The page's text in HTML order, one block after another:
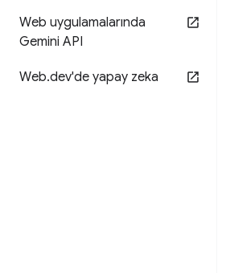
Web uygulamalarında
Gemini API
Web.dev'de yapay zeka